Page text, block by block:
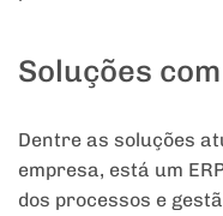
Soluções com
Dentre as soluções
empresa, está um
dos processos e